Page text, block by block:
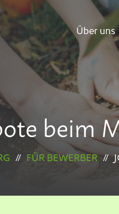
Navigation
überspringen
Über uns
beim
// FÜR BEWERBER //